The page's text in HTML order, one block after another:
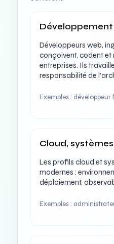
Développement
Développeurs web,
conçoivent, codent et
entreprises. Ils
responsabilité de
Exemples : développeur
Cloud,
Les profils cloud et
modernes :
déploiement,
Exemples :